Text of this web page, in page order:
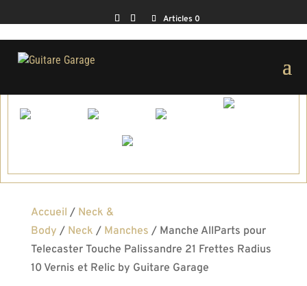
Articles 0
Accueil / Neck &
Body / Neck / Manches / Manche AllParts pour
Telecaster Touche Palissandre 21 Frettes Radius
10 Vernis et Relic by Guitare Garage